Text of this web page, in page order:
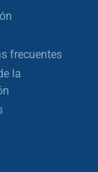
frecuentes
la